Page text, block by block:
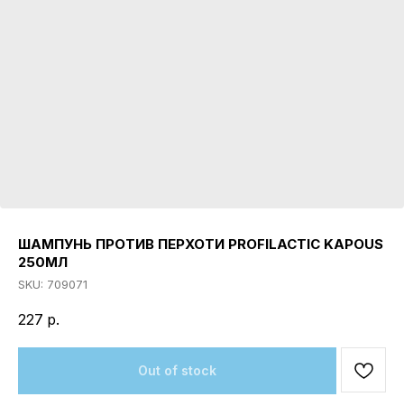
ШАМПУНЬ ПРОТИВ ПЕРХОТИ PROFILACTIC KAPOUS
250МЛ
SKU: 709071
227 р.
Out of stock